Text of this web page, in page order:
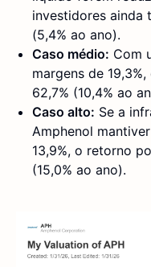
investidores ainda
(5,4% ao ano).
Caso médio: Com
margens de
62,7% (10,4% ao
Caso alto: Se a
Amphenol
13,9%, o retorno
(15,0% ao ano).